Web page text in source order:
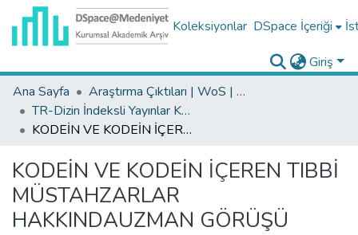
Koleksiyonlar DSpace İçeriği
Giriş
Ana Sayfa
Araştırma Çıktıları | WoS | Scopus | TR-Dizin | PubMed
TR-Dizin İndeksli Yayınlar Koleksiyonu
KODEİN VE KODEİN İÇEREN TIBBİ MÜSTAHZARLAR HAKKINDAUZMAN GÖRÜŞÜ
KODEİN VE KODEİN İÇEREN TIBBİ
MÜSTAHZARLAR
HAKKINDAUZMAN GÖRÜŞÜ